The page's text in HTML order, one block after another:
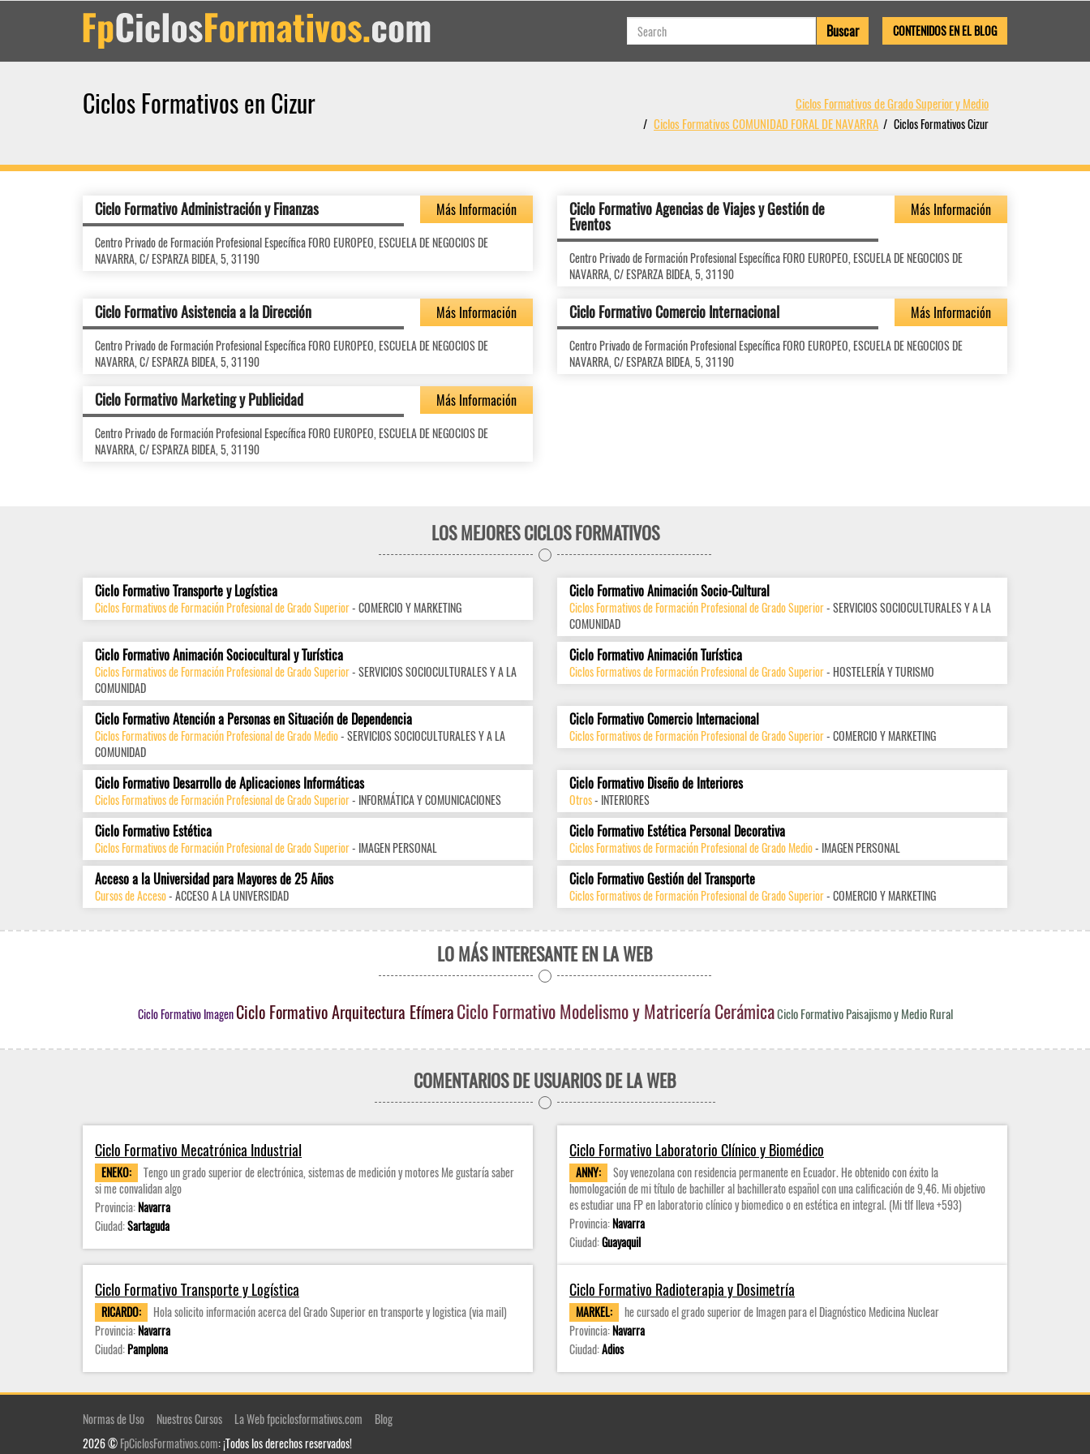
CONTENIDOS EN EL BLOG
Ciclos Formativos en Cizur
Ciclos Formativos de Grado Superior y Medio
Ciclos Formativos COMUNIDAD FORAL DE NAVARRA
Ciclos Formativos Cizur
Ciclo Formativo Administración y Finanzas Más Información
Centro Privado de Formación Profesional Específica FORO EUROPEO, ESCUELA DE NEGOCIOS DE
NAVARRA, C/ ESPARZA BIDEA, 5, 31190
Ciclo Formativo Agencias de Viajes y Gestión de
Eventos
Más Información
Centro Privado de Formación Profesional Específica FORO EUROPEO, ESCUELA DE NEGOCIOS DE
NAVARRA, C/ ESPARZA BIDEA, 5, 31190
Ciclo Formativo Asistencia a la Dirección Más Información
Centro Privado de Formación Profesional Específica FORO EUROPEO, ESCUELA DE NEGOCIOS DE
NAVARRA, C/ ESPARZA BIDEA, 5, 31190
Ciclo Formativo Comercio Internacional Más Información
Centro Privado de Formación Profesional Específica FORO EUROPEO, ESCUELA DE NEGOCIOS DE
NAVARRA, C/ ESPARZA BIDEA, 5, 31190
Ciclo Formativo Marketing y Publicidad Más Información
Centro Privado de Formación Profesional Específica FORO EUROPEO, ESCUELA DE NEGOCIOS DE
NAVARRA, C/ ESPARZA BIDEA, 5, 31190
LOS MEJORES CICLOS FORMATIVOS
Ciclo Formativo Transporte y Logística
Ciclos Formativos de Formación Profesional de Grado Superior- COMERCIO Y MARKETING
Ciclo Formativo Animación Socio-Cultural
Ciclos Formativos de Formación Profesional de Grado Superior- SERVICIOS SOCIOCULTURALES Y A LA
COMUNIDAD
Ciclo Formativo Animación Sociocultural y Turística
Ciclos Formativos de Formación Profesional de Grado Superior- SERVICIOS SOCIOCULTURALES Y A LA
COMUNIDAD
Ciclo Formativo Animación Turística
Ciclos Formativos de Formación Profesional de Grado Superior- HOSTELERÍA Y TURISMO
Ciclo Formativo Atención a Personas en Situación de Dependencia
Ciclos Formativos de Formación Profesional de Grado Medio- SERVICIOS SOCIOCULTURALES Y A LA
COMUNIDAD
Ciclo Formativo Comercio Internacional
Ciclos Formativos de Formación Profesional de Grado Superior- COMERCIO Y MARKETING
Ciclo Formativo Desarrollo de Aplicaciones Informáticas
Ciclos Formativos de Formación Profesional de Grado Superior- INFORMÁTICA Y COMUNICACIONES
Ciclo Formativo Diseño de Interiores
Otros- INTERIORES
Ciclo Formativo Estética
Ciclos Formativos de Formación Profesional de Grado Superior- IMAGEN PERSONAL
Ciclo Formativo Estética Personal Decorativa
Ciclos Formativos de Formación Profesional de Grado Medio- IMAGEN PERSONAL
Acceso a la Universidad para Mayores de 25 Años
Cursos de Acceso- ACCESO A LA UNIVERSIDAD
Ciclo Formativo Gestión del Transporte
Ciclos Formativos de Formación Profesional de Grado Superior- COMERCIO Y MARKETING
LO MÁS INTERESANTE EN LA WEB
Ciclo Formativo Imagen Ciclo Formativo Arquitectura EfímeraCiclo Formativo Modelismo y Matricería CerámicaCiclo Formativo Paisajismo y Medio Rural
COMENTARIOS DE USUARIOS DE LA WEB
Ciclo Formativo Mecatrónica Industrial
ENEKO:
Tengo un grado superior de electrónica, sistemas de medición y motores Me gustaría saber
si me convalidan algo
Provincia:Navarra
Ciudad:Sartaguda
Ciclo Formativo Laboratorio Clínico y Biomédico
ANNY:
Soy venezolana con residencia permanente en Ecuador. He obtenido con éxito la
homologación de mi título de bachiller al bachillerato español con una calificación de 9,46. Mi objetivo
es estudiar una FP en laboratorio clínico y biomedico o en estética en integral. (Mi tlf lleva +593)
Provincia:Navarra
Ciudad:Guayaquil
Ciclo Formativo Transporte y Logística
RICARDO:
Hola solicito información acerca del Grado Superior en transporte y logistica (via mail)
Provincia:Navarra
Ciudad:Pamplona
Ciclo Formativo Radioterapia y Dosimetría
MARKEL:
he cursado el grado superior de Imagen para el Diagnóstico Medicina Nuclear
Provincia:Navarra
Ciudad:Adios
Normas de Uso Nuestros Cursos La Web fpciclosformativos.com
Blog
2026 ©FpCiclosFormativos.com: ¡Todos los derechos reservados!